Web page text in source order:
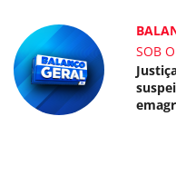
SOB